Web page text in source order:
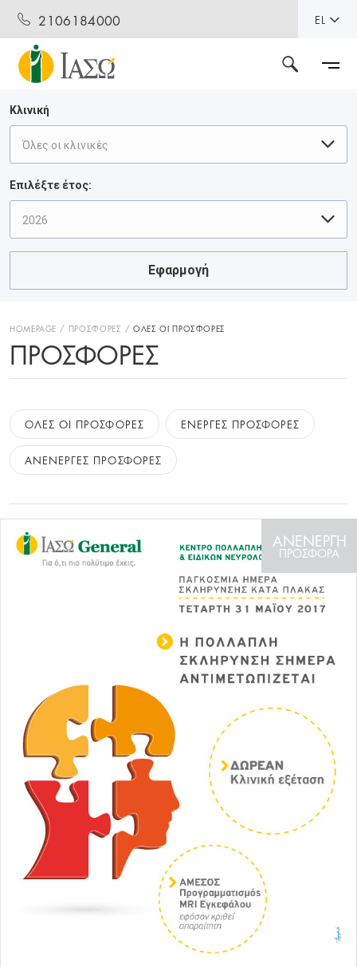
2106184000 EL
Κλινική
Όλες οι κλινικές
Επιλέξτε έτος:
2026
Εφαρμογή
HOMEPAGE ΠΡΟΣΦΟΡΕΣ ΟΛΕΣ ΟΙ ΠΡΟΣΦΟΡΕΣ
ΠΡΟΣΦΟΡΈΣ
ΟΛΕΣ ΟΙ ΠΡΟΣΦΟΡΕΣ ΕΝΕΡΓΕΣ ΠΡΟΣΦΟΡΕΣ
ΑΝΕΝΕΡΓΕΣ ΠΡΟΣΦΟΡΕΣ
ΑΝΕΝΕΡΓΗ
ΠΡΟΣΦΟΡΑ